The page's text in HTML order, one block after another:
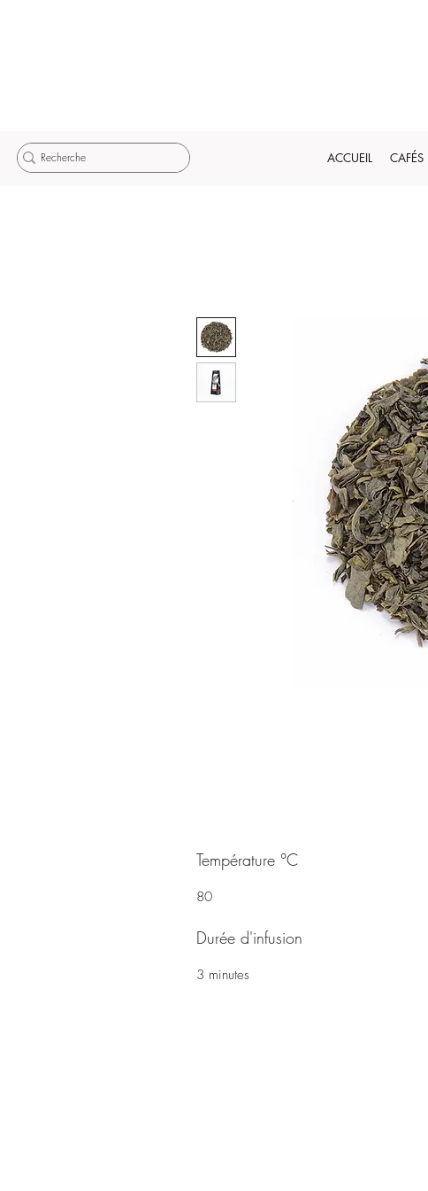
ACCUEIL CAFÉS
Température °C
80
Durée d'infusion
3 minutes